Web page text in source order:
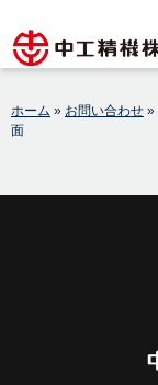
content
メーカー
ホーム » お問い合わせ »
面